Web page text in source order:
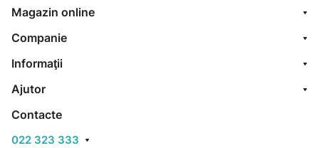
Magazin online
Companie
Informaţii
Ajutor
Contacte
022 323 333